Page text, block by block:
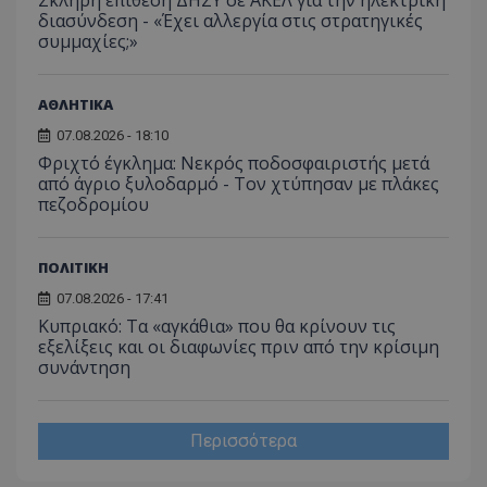
διασύνδεση - «Έχει αλλεργία στις στρατηγικές
συμμαχίες;»
ΑΘΛΗΤΙΚΑ
07.08.2026 - 18:10
Φριχτό έγκλημα: Νεκρός ποδοσφαιριστής μετά
από άγριο ξυλοδαρμό - Τον χτύπησαν με πλάκες
πεζοδρομίου
ΠΟΛΙΤΙΚΗ
07.08.2026 - 17:41
Κυπριακό: Τα «αγκάθια» που θα κρίνουν τις
εξελίξεις και οι διαφωνίες πριν από την κρίσιμη
συνάντηση
Περισσότερα
ASP.NET_SessionId
Microsoft Corporation
VISITOR_PRIVACY_METADATA
YouTube
.youtube.com